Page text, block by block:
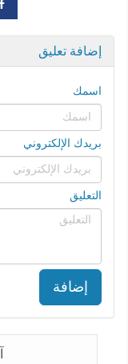
إضافة تعليق
اسمك
بريدك الإلكتروني
التعليق
إضافة